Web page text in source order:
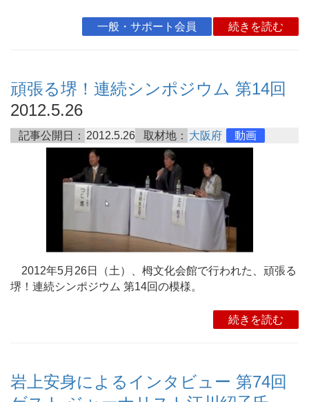
一般・サポート会員 続きを読む
頑張る堺！連続シンポジウム 第14回
2012.5.26
記事公開日： 2012.5.26 取材地： 大阪府 動画
2012年5月26日（土）、栂文化会館で行われた、頑張る
堺！連続シンポジウム 第14回の模様。
続きを読む
岩上安身によるインタビュー 第74回